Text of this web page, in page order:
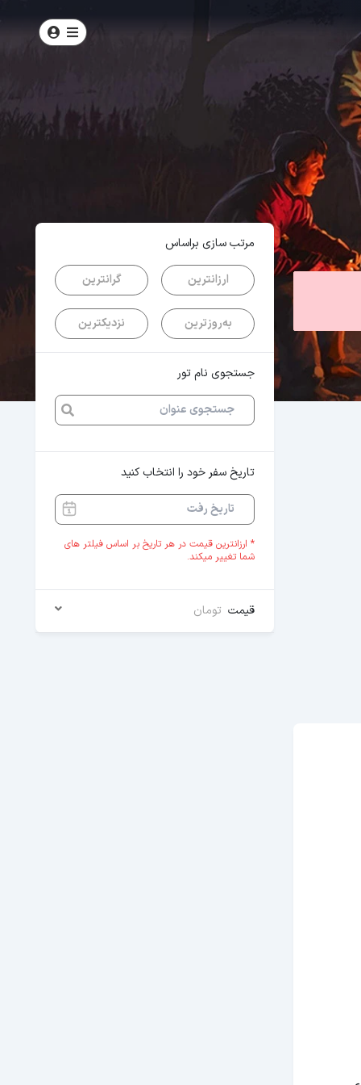
مرتب سازی براساس
ارزانترین گرانترین
به‌روزترین نزدیکترین
جستجوی نام تور
تاریخ سفر خود را انتخاب کنید
* ارزانترین قیمت در هر تاریخ بر اساس فیلتر های
شما تغییر میکند.
قیمت تومان